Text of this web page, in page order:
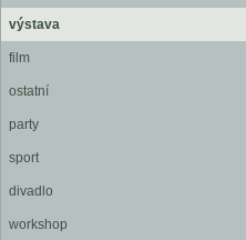
výstava
film
ostatní
party
sport
divadlo
workshop